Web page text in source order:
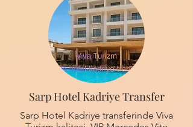
Sarp Hotel Kadriye Transfer
Sarp Hotel Kadriye transferinde Viva